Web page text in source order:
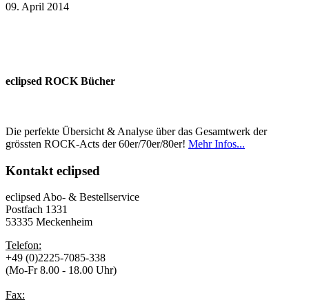
09. April 2014
eclipsed ROCK Bücher
Die perfekte Übersicht & Analyse über das Gesamtwerk der
grössten ROCK-Acts der 60er/70er/80er! Mehr Infos...
Kontakt eclipsed
eclipsed Abo- & Bestellservice
Postfach 1331
53335 Meckenheim
Telefon:
+49 (0)2225-7085-338
(Mo-Fr 8.00 - 18.00 Uhr)
Fax: